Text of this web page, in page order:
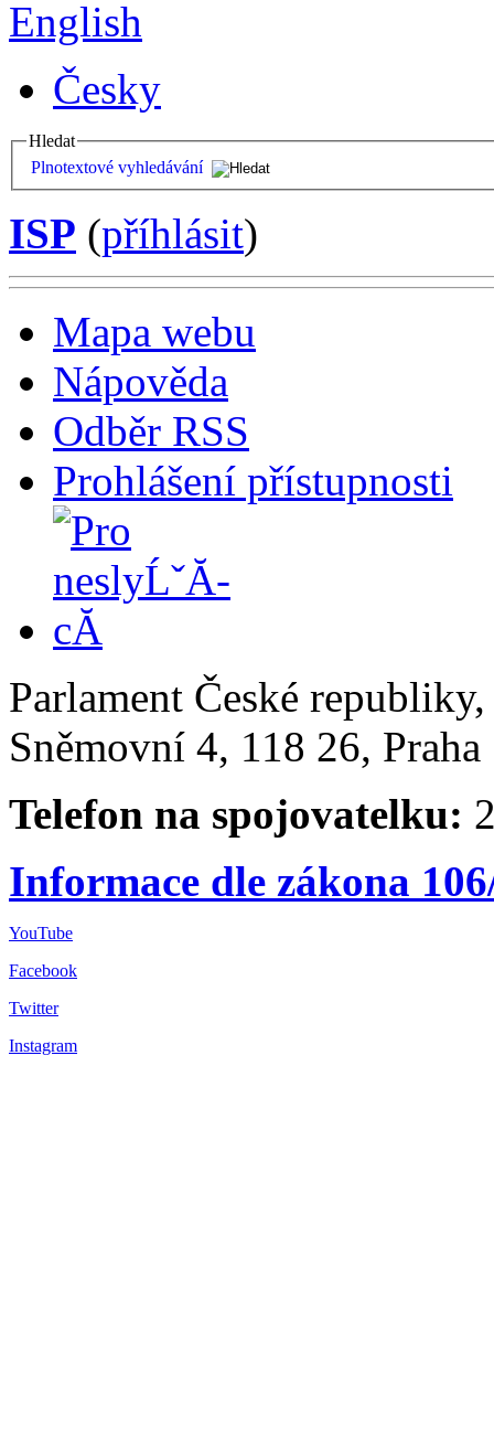
English
Česky
Hledat
Plnotextové vyhledávání
ISP (příhlásit)
Mapa webu
Nápověda
Odběr RSS
Prohlášení přístupnosti
Parlament České
Sněmovní 4, 118 26,
Telefon na spojovatelku:
Informace dle zákona
YouTube
Facebook
Twitter
Instagram